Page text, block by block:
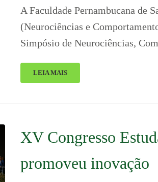
A Faculdade Pernambucana de
(Neurociências e
Simpósio de Neurociências,
LEIA MAIS
XV Congresso
promoveu inovação